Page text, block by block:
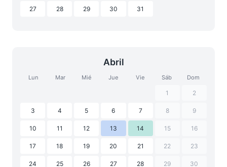
27 28 29 30 31
Abril
Lun Mar Mié Jue Vie Sáb Dom
1 2
3 4 5 6 7 8 9
10 11 12 13 14 15 16
17 18 19 20 21 22 23
24 25 26 27 28 29 30